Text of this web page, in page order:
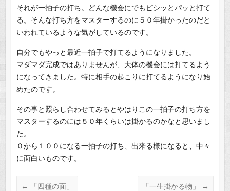
それが一拍子の打ち。どんな機会にでもピシッとパッと打て
る。そんな打ち方をマスターするのに５０年掛かったのだと
いわれているような気がしているのです。
自分でもやっと最近一拍子で打てるようになりました。
マダマダ完成ではありませんが、大体の機会には打てるよう
になってきました。特に相手の起こりに打てるようになり始
めたのです。
その事と照らし合わせてみるとやはりこの一拍子の打ち方を
マスターするのには５０年くらいは掛かるのかなと思いまし
た。
０から１００になる一拍子の打ち、出来る様になると、中々
に面白いものです。
← 「四種の面」 「一生掛かる物」 →